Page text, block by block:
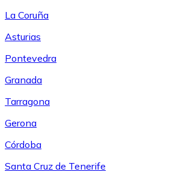
La Coruña
Asturias
Pontevedra
Granada
Tarragona
Gerona
Córdoba
Santa Cruz de Tenerife